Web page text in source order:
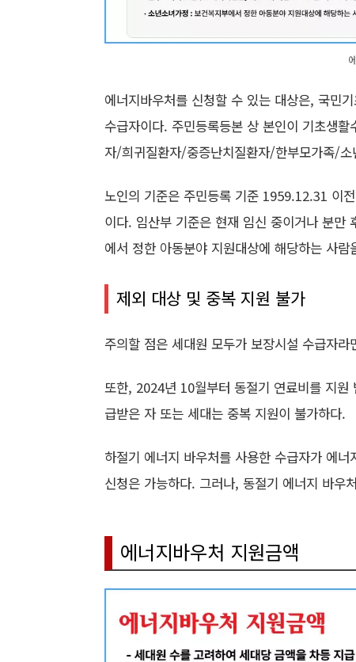
에너지바우처를 신청할 수 있는 대상은, 국민
수급자이다. 주민등록등본 상 본인이 기초생
자/희귀질환자/중증난치질환자/한부모가족/소
노인의 기준은 주민등록 기준 1959.12.31 이
이다. 임산부 기준은 현재 임신 중이거나 분만
에서 정한 아동분야 지원대상에 해당하는 사람
제외 대상 및 중복 지원 불가
주의할 점은 세대원 모두가 보장시설 수급자라
또한, 2024년 10월부터 동절기 연료비를 지
급받은 자 또는 세대는 중복 지원이 불가하다.
하절기 에너지 바우처를 사용한 수급자가 에
신청은 가능하다. 그러나, 동절기 에너지 바우
에너지바우처 지원금액